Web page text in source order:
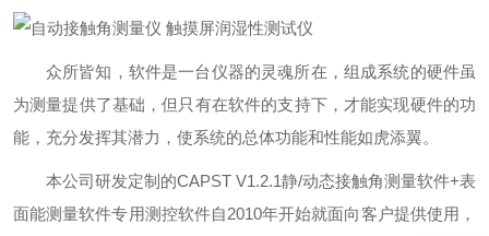
众所皆知，软件是一台仪器的灵魂所在，组成系统的硬件虽
为测量提供了基础，但只有在软件的支持下，才能实现硬件的功
能，充分发挥其潜力，使系统的总体功能和性能如虎添翼。
本公司研发定制的CAPST V1.2.1静/动态接触角测量软件+表
面能测量软件专用测控软件自2010年开始就面向客户提供使用，